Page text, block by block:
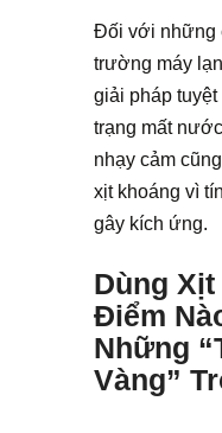
Đối với những
trường máy
giải pháp
trạng mất
nhạy cảm
xịt khoáng vì
gây kích ứng.
Dùng
Điểm
Những
Vàng”